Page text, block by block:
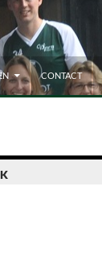
CONTACT